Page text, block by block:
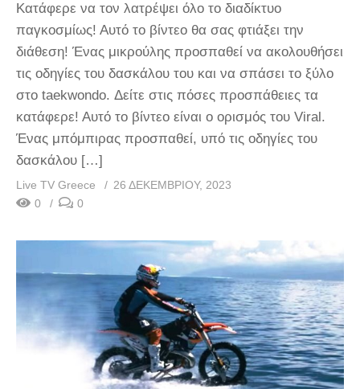
Kατάφερε να τον λατρέψει όλο το διαδίκτυο
παγκοσμίως! Αυτό το βίντεο θα σας φτιάξει την
διάθεση! Ένας μικρούλης προσπαθεί να ακολουθήσει
τις οδηγίες του δασκάλου του και να σπάσει το ξύλο
στο taekwondo. Δείτε στις πόσες προσπάθειες τα
κατάφερε! Αυτό το βίντεο είναι ο ορισμός του Viral.
Ένας μπόμπιρας προσπαθεί, υπό τις οδηγίες του
δασκάλου […]
Live TV Greece
26 ΔΕΚΕΜΒΡΊΟΥ, 2023
0
0